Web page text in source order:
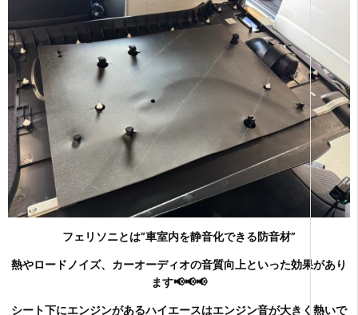
フェリソニとは”車室内を静音化できる防音材”
熱やロードノイズ、カーオーディオの音質向上といった効果があり
ます📢📢📢
シート下にエンジンがあるハイエースはエンジン音が大きく熱いで